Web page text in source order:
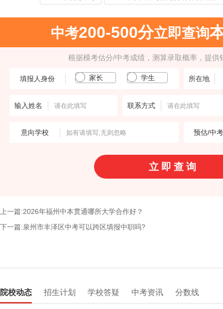
中考200-500分立即查询
根据模考估分/中考成绩，测算录取概率，提供
填报人身份 家长 学生 所在地
输入姓名 联系方式
意向学校 预估/中
上一篇:2026年福州中本贯通哪所大学合作好？
下一篇:泉州市丰泽区中考可以跨区填报中职吗?
院校动态 招生计划 学校答疑 中考资讯 分数线